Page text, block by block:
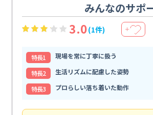
みんなのサポ
3.0(1件) ＋
特⻑1
現場を常に丁寧に扱う
特⻑2
生活リズムに配慮した姿勢
特⻑3
プロらしい落ち着いた動作